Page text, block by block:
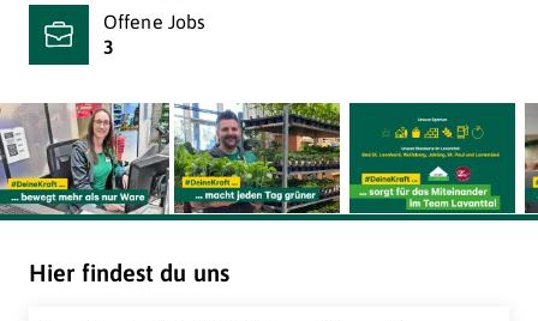
unterschiedlichsten Bereichen wie Verkauf, Logistik,
Technik oder Verwaltung.
Handschlagqualität prägen unsere
Unternehmenskultur. Gleichzeitig engagieren wir uns
aktiv für die Region und setzen auf nachhaltige
Partnerschaften.
Werde Teil unseres Teams und gestalte mit uns die
Offene Jobs
3
Hier findest du uns